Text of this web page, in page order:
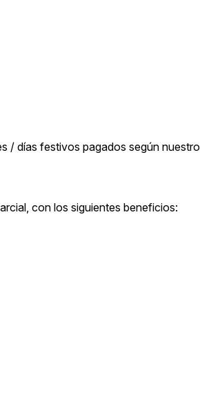
/ días festivos pagados según nuestro
con los siguientes beneficios: